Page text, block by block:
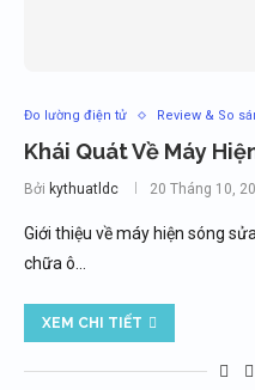
Đo lường điện tử Review & So
Khái Quát Về Máy
Bởi kythuatldc 20 Tháng 10,
Giới thiệu về máy hiện sóng
chữa ô…
XEM CHI TIẾT